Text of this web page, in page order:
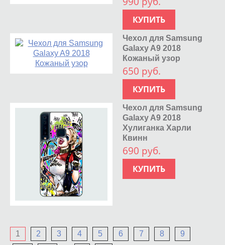
КУПИТЬ
Чехол для Samsung
Galaxy A9 2018
Кожаный узор
650 руб.
КУПИТЬ
Чехол для Samsung
Galaxy A9 2018
Хулиганка Харли
Квинн
690 руб.
КУПИТЬ
1 2 3 4 5 6 7 8
9